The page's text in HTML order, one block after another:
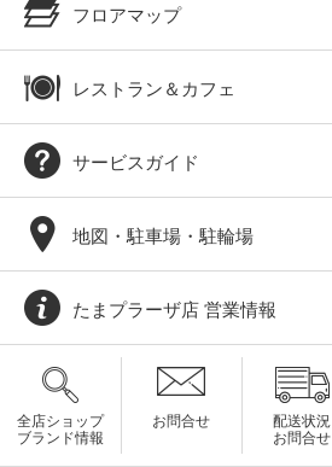
フロアマップ
レストラン＆カフェ
サービスガイド
地図・駐車場・駐輪場
たまプラーザ店 営業情報
全店ショップ
ブランド情報
お問合せ
配送状況
お問合せ